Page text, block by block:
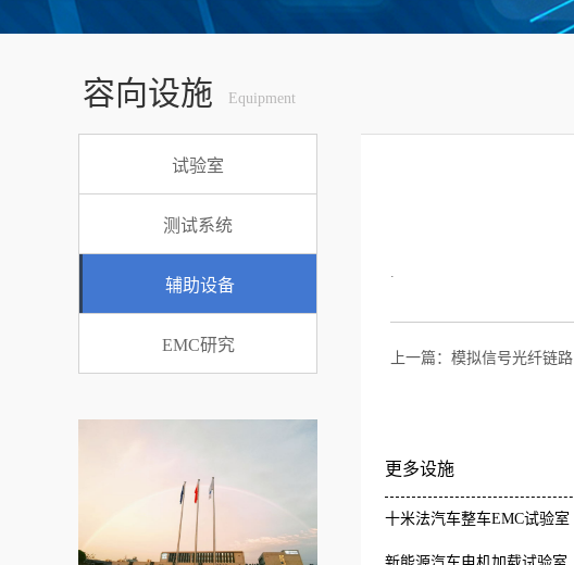
容向设施 Equipment
试验室
测试系统
辅助设备
EMC研究
.
上一篇： 模拟信号光纤链路
更多设施
十米法汽车整车EMC试验室